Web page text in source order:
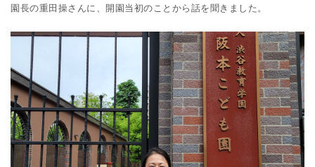
園長の重田操さんに、開園当初のことから話を聞きました。